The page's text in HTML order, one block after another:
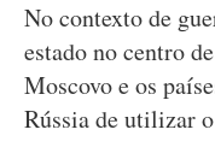
No contexto de
estado no centro
Moscovo e os
Rússia de utilizar